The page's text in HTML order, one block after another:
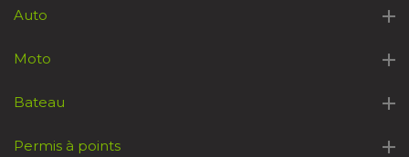
Auto
Moto
Bateau
Permis à points